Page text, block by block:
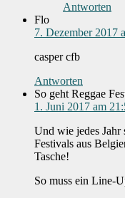
Antworten
Flo
7. Dezember 2017
casper cfb
Antworten
So geht Reggae
1. Juni 2017 am
Und wie jedes Jahr
Festivals aus
Tasche!
So muss ein Line-